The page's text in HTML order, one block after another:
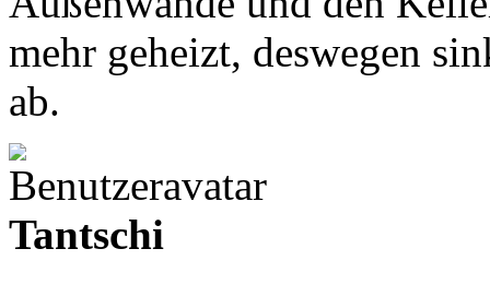
mehr geheizt, deswegen
ab.
Tantschi